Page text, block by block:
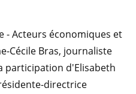
- Acteurs économiques et
Cécile Bras, journaliste
participation d'Elisabeth
directrice